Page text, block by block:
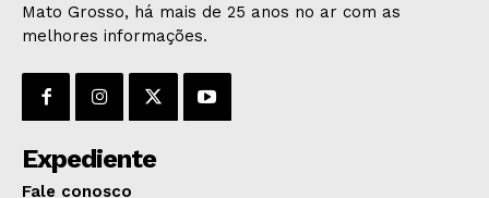
Mato Grosso, há mais de 25 anos no ar com as
melhores informações.
Expediente
Fale conosco